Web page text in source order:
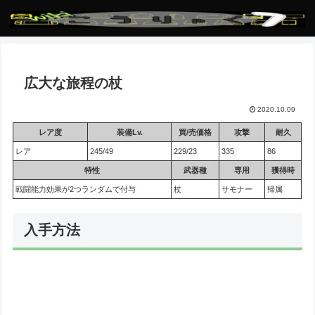
広大な旅程の杖
2020.10.09
レア度 装備Lv. 買/売価格 攻撃 耐久
レア 245/49 229/23 335 86
特性 武器種 専用 獲得時
戦闘能力効果が2つランダムで付与 杖 サモナー 帰属
入手方法